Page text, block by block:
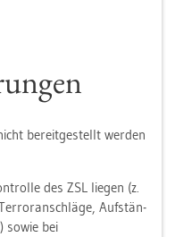
be­reit­ge­stellt wer­den
des ZSL lie­gen (z.
Auf­stän­
sowie bei